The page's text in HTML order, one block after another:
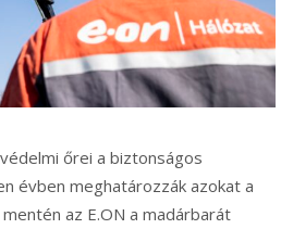
őrei a biztonságos
évben meghatározzák azokat a
az E.ON a madárbarát